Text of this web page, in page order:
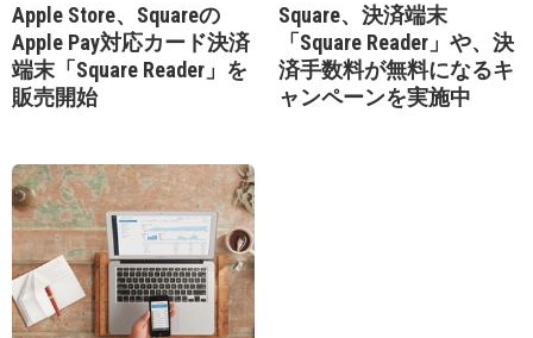
Apple Store、Squareの
Apple Pay対応カード決済
端末「Square Reader」を
販売開始
Square、決済端末
「Square Reader」や、決
済手数料が無料になるキ
ャンペーンを実施中